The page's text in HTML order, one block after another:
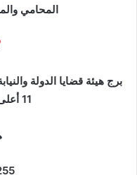
المحامي
برج هيئة قضايا الدولة
11 أعلى نقابة المحامين.